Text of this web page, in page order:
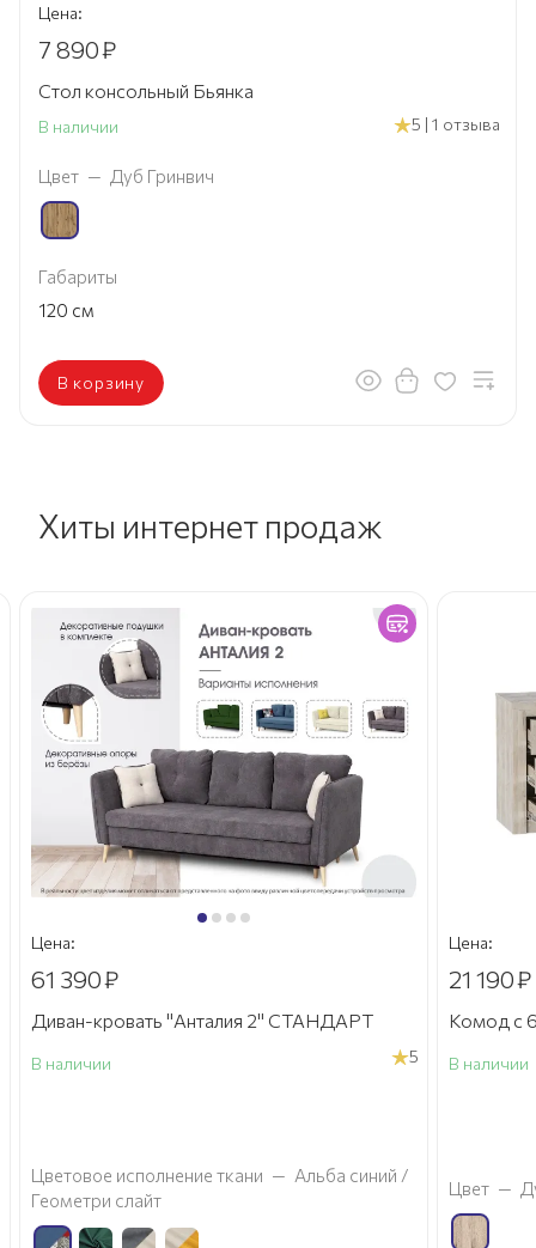
Цена:
7 890₽
Стол консольный Бьянка
В наличии 5 | 1 отзыва
Цвет — Дуб Гринвич
Габариты
120 см
В корзину
Хиты интернет продаж
Цена:
61 390₽
Диван-кровать "Анталия 2" СТАНДАРТ
В наличии 5
Цветовое исполнение ткани — Альба синий /
Геометри слайт
Цена:
21 190₽
Комод с
В наличии
Цвет —